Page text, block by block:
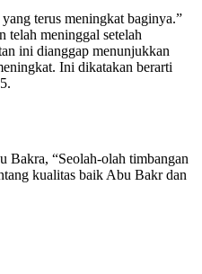
terus meningkat baginya.”
meninggal setelah
ini dianggap menunjukkan
Ini dikatakan berarti
Bakra, “Seolah-olah timbangan
kualitas baik Abu Bakr dan